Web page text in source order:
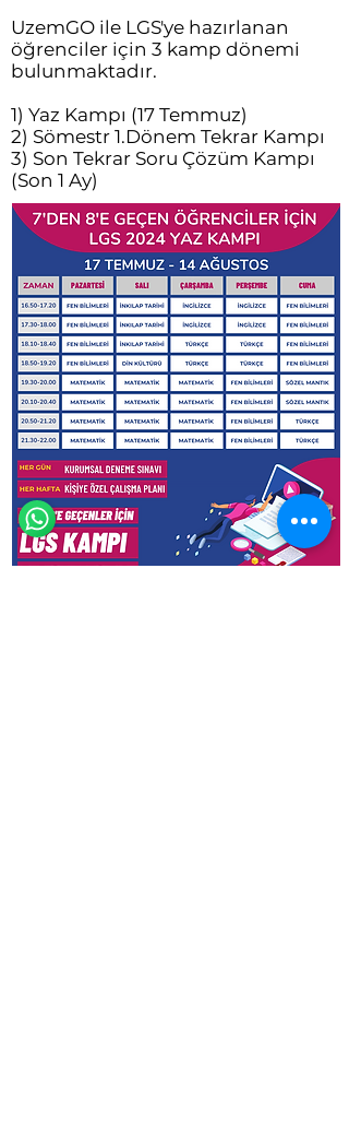
UzemGO ile LGS'ye hazırlanan
öğrenciler için 3 kamp dönemi
bulunmaktadır.
1) Yaz Kampı (17 Temmuz)
2) Sömestr 1.Dönem Tekrar Kampı
3) Son Tekrar Soru Çözüm Kampı
(Son 1 Ay)
🗓️ Çalışma Saatleri: Hergün 9:00 - 23:59
Eğitim Danışmanına Sor
Online